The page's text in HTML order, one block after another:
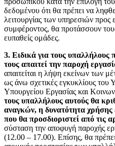
δεδομένου ότι θα πρέπει να
λειτουργίας των υπηρεσιών
συμφέροντος, θα προτάσσουν
ευπαθείς ομάδες.
3. Ειδικά για τους
τους απαιτεί την παροχή
απαιτείται η λήψη εκείνων των
ως άνω σχετικές εγκυκλίους του
Υπουργείου Εργασίας και
τους υπαλλήλους αυτούς θα
αναγκών, η δυνατότητα χρήσης
που θα προσδιοριστεί από τις
σύσταση την αποφυγή παροχής
(12.00 – 17.00). Επίσης, θα